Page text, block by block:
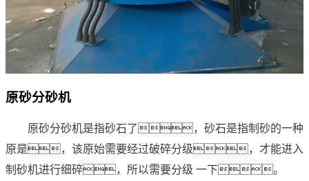
原砂分砂机
原砂分砂机是指砂石了，砂石是指制砂的一种
原是，该原始需要经过破碎分级，才能进入
制砂机进行细碎，所以需要分级 一下。